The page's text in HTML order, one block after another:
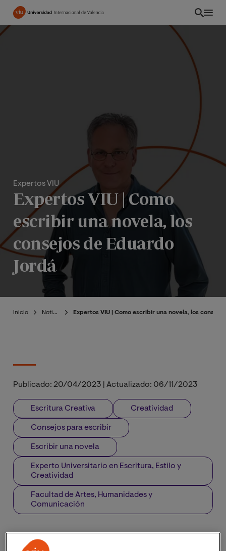
Pasar
contenido
INT
Expertos VIU
Expertos VIU | Como
escribir una novela, los
consejos de Eduardo
Jordá
Inicio Noticias Expertos VIU | Como escribir una novela, los
Publicado: 20/04/2023 Actualizado: 06/11/2023
Escritura Creativa Creatividad
Consejos para escribir
Escribir una novela
Experto Universitario en Escritura, Estilo y
Creatividad
Facultad de Artes, Humanidades y
Comunicación